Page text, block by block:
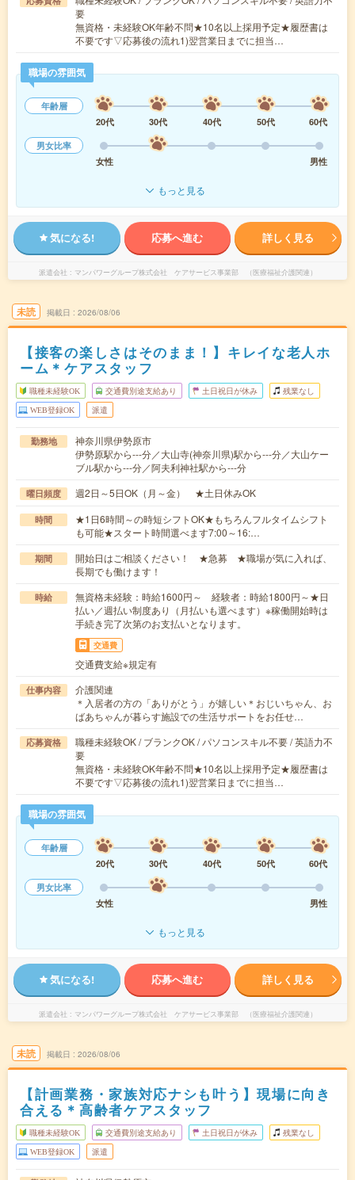
要
無資格・未経験OK年齢不問★10名以上採用予定★履歴書は
不要です▽応募後の流れ1)翌営業日までに担当…
職場の雰囲気
年齢層
20代
30代 40代 50代
60代
男女比率
女性
男性
もっと見る
気になる! 応募へ進む 詳しく見る
派遣会社 マンパワーグループ株式会社 ケアサービス事業部 （医療福祉介護関連）
未読 掲載日 2026/08/06
【接客の楽しさはそのまま！】キレイな老人ホ
ーム＊ケアスタッフ
職種未経験OK 交通費別途支給あり 土日祝日が休み 残業なし
WEB登録OK 派遣
勤務地
神奈川県伊勢原市
伊勢原駅から---分／大山寺(神奈川県)駅から---分／大山ケー
ブル駅から---分／阿夫利神社駅から---分
曜日頻度 週2日～5日OK（月～金） ★土日休みOK
時間
★1日6時間～の時短シフトOK★もちろんフルタイムシフト
も可能★スタート時間選べます7:00～16:…
期間
開始日はご相談ください！ ★急募 ★職場が気に入れば、
長期でも働けます！
時給
無資格未経験：時給1600円～ 経験者：時給1800円～★日
払い／週払い制度あり（月払いも選べます）※稼働開始時は
手続き完了次第のお支払いとなります。
交通費
交通費支給※規定有
仕事内容
介護関連
＊入居者の方の「ありがとう」が嬉しい＊おじいちゃん、お
ばあちゃんが暮らす施設での生活サポートをお任せ…
応募資格
職種未経験OK / ブランクOK / パソコンスキル不要 / 英語力不
要
無資格・未経験OK年齢不問★10名以上採用予定★履歴書は
不要です▽応募後の流れ1)翌営業日までに担当…
職場の雰囲気
年齢層
20代
30代 40代 50代
60代
男女比率
女性
男性
もっと見る
気になる! 応募へ進む 詳しく見る
派遣会社 マンパワーグループ株式会社 ケアサービス事業部 （医療福祉介護関連）
未読 掲載日 2026/08/06
【計画業務・家族対応ナシも叶う】現場に向き
合える＊高齢者ケアスタッフ
職種未経験OK 交通費別途支給あり 土日祝日が休み 残業なし
WEB登録OK 派遣